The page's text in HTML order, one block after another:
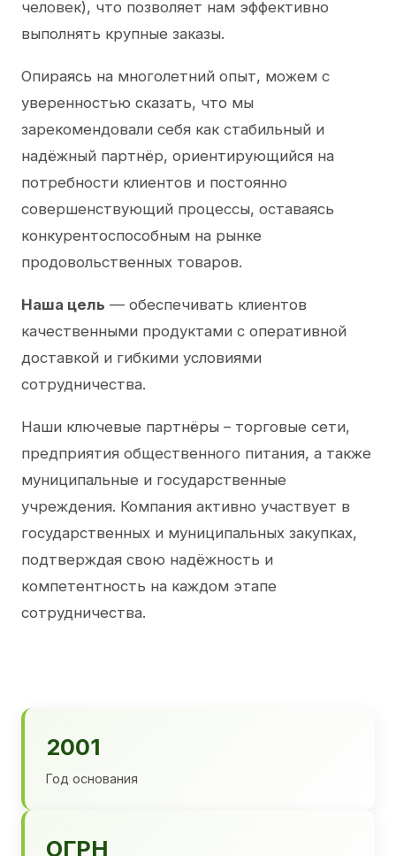
человек), что позволяет нам эффективно
выполнять крупные заказы.
Опираясь на многолетний опыт, можем с
уверенностью сказать, что мы
зарекомендовали себя как стабильный и
надёжный партнёр, ориентирующийся на
потребности клиентов и постоянно
совершенствующий процессы, оставаясь
конкурентоспособным на рынке
продовольственных товаров.
Наша цель — обеспечивать клиентов
качественными продуктами с оперативной
доставкой и гибкими условиями
сотрудничества.
Наши ключевые партнёры – торговые сети,
предприятия общественного питания, а также
муниципальные и государственные
учреждения. Компания активно участвует в
государственных и муниципальных закупках,
подтверждая свою надёжность и
компетентность на каждом этапе
сотрудничества.
2001
Год основания
ОГРН